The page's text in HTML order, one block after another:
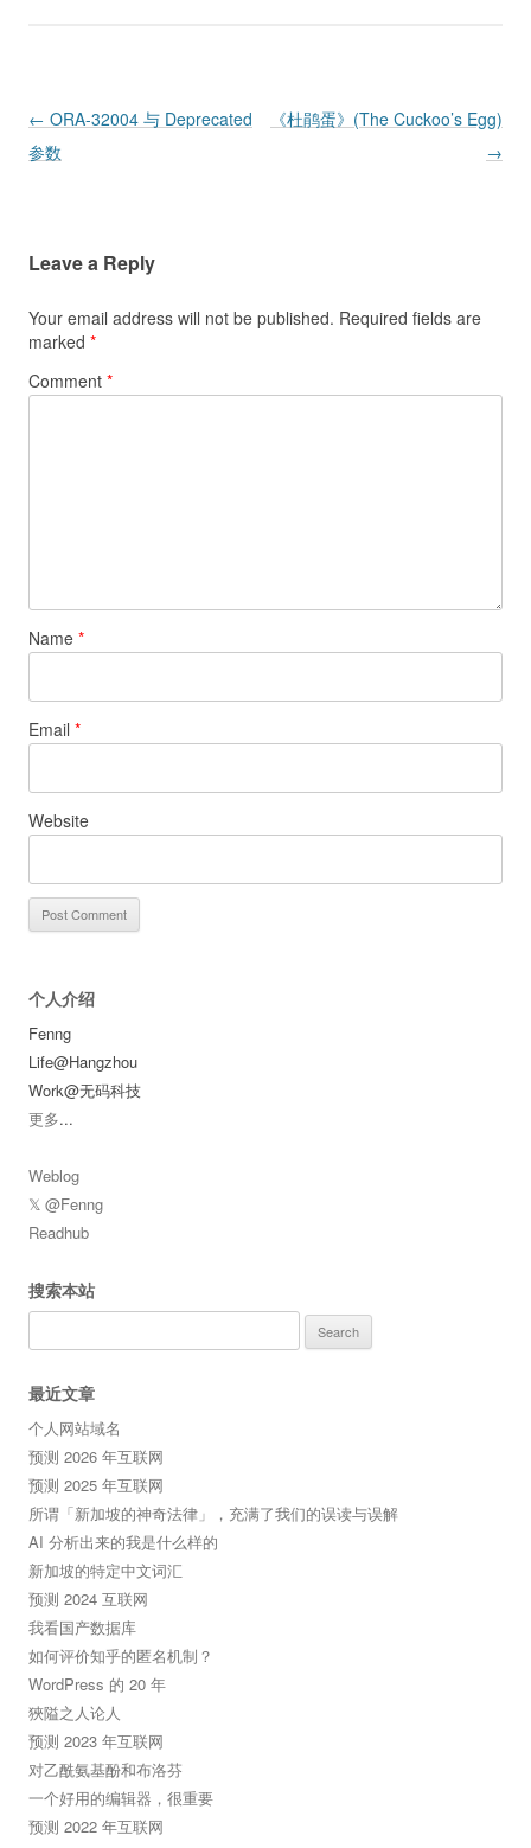
Post navigation
← ORA-32004 与 Deprecated
参数
《杜鹃蛋》(The Cuckoo’s Egg)
→
Leave a Reply
Your email address will not be published. Required fields are
marked *
Comment *
Name *
Email *
Website
个人介绍
Fenng
Life@Hangzhou
Work@无码科技
更多...
Weblog
𝕏 @Fenng
Readhub
搜索本站
for:
最近文章
个人网站域名
预测 2026 年互联网
预测 2025 年互联网
所谓「新加坡的神奇法律」，充满了我们的误读与误解
AI 分析出来的我是什么样的
新加坡的特定中文词汇
预测 2024 互联网
我看国产数据库
如何评价知乎的匿名机制？
WordPress 的 20 年
狹隘之人论人
预测 2023 年互联网
对乙酰氨基酚和布洛芬
一个好用的编辑器，很重要
预测 2022 年互联网